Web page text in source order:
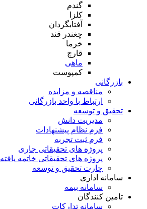
گندم
کلزا
آفتابگردان
چغندر قند
خرما
قارچ
ماهی
کمپوست
بازرگانی
مناقصه و مزایده
ارتباط با واحد بازرگانی
تحقیق و توسعه
مدیریت دانش
فرم نظام پیشنهادات
فرم ثبت تجربه
پروژه های تحقیقاتی جاری
پروژه های تحقیقاتی خاتمه یافته
چارت تحقیق و توسعه
سامانه اداری
سامانه بیمه
تامین کنندگان
سامانه تدارکات